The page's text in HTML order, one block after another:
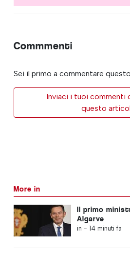
Commmenti
Sei il primo a commentare
Inviaci i tuoi commenti
questo
More in
Il primo
Algarve
in - 14 minuti fa